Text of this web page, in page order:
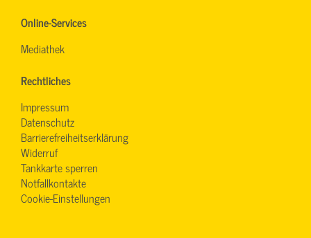
Online-Services
Mediathek
Rechtliches
Impressum
Datenschutz
Barrierefreiheitserklärung
Widerruf
Tankkarte sperren
Notfallkontakte
Cookie-Einstellungen